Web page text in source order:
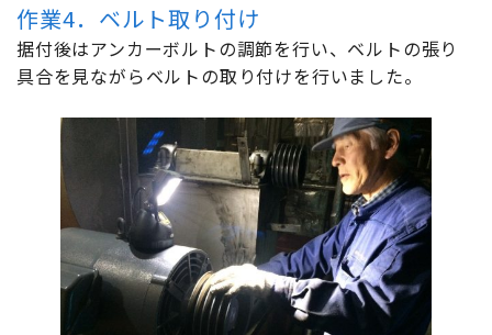
作業4．ベルト取り付け
据付後はアンカーボルトの調節を行い、ベルトの張り
具合を見ながらベルトの取り付けを行いました。